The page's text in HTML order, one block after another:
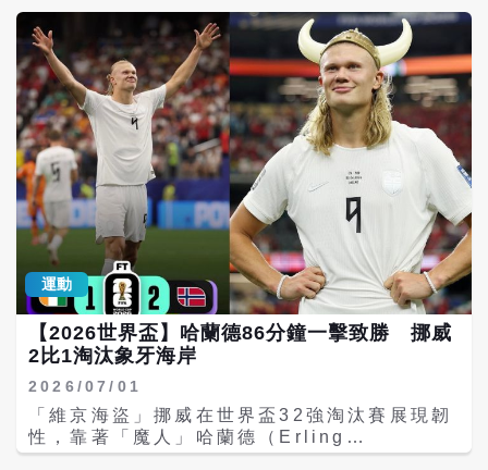
項隊史紀錄，更讓世界重新認識挪威足球的實
力。當他離開球場時，全場觀眾起立鼓掌，向
這位耗盡最後一絲體力、仍奮戰到無法再奔跑
的前鋒致敬，也為挪威這趟超越勝負的世界盃
旅程畫下令人動容的句點。
強前遭遇對手平均戰力值高達80.1，不僅排名
本屆第一，更明顯高於摩洛哥、西班牙、法國
等其他強隊；若以世界排名計算，挪威對手平
均排名約19.4，同樣高居八強之首。換句話
說，哈蘭德幾乎一路都在面對世界級勁旅。 挪
威不僅已經擊敗巴西，八強還將迎戰世界排名
第4的英格蘭。若順利晉級四強，潛在對手仍
可能包括阿根廷；若一路挺進決賽，更可能碰
上法國、西班牙等傳統霸主，可說每一戰都是
決賽等級。 儘管如此，根據《Opta》超級電
腦的戰力評析，依然看好挪威具備爆冷潛力，
預測其擊敗英格蘭晉級四強機率約37.7%，奪
冠機率為6.6%，在所有從未奪得世界盃冠軍的
國家中排第一。分析認為，哈蘭德驚人的進球
效率，是模型仍給予挪威高度評價的重要原
因。 晉級容易不代表奪冠 超級電腦仍看好法
國、西班牙 值得注意的是，儘管阿根廷被認為
擁有最有利賽程，但《Opta》最新超級電腦預
測並未將衛冕軍列為最大熱門。 截至八強開打
前，法國以約24%的奪冠機率位居第一，西班
牙約21.3%排名第二，阿根廷則以17.3%居第
行政團隊加入後，用餐人數逼近70人。若一路
踢進19日決賽，整個營隊將停留54天，三位主
廚需完成216餐、近萬人次的供餐任務。 埃斯
佩蘭表示，這次準備工作早在2025年底便開始
規畫，希望球員在世界盃期間，不必因陌生飲
食影響身體狀態。他說，「對頂尖運動員而
言，每個細節都很重要。我們不是拒絕美國食
材，而是希望球員能吃到熟悉的味道，維持平
時訓練的飲食節奏。」 為達成這項目標，團隊
除空運大量海鮮外，也帶來鬆餅機、咖啡豆、
魚子醬、果醬及挪威傳統棕色肉汁等食材，希
望打造宛如回到家中的用餐環境。 哈蘭德一天
6000大卡 賽前最愛義大利麵 談到挪威飲
食，就不能不提哈蘭德。身高194公分的哈蘭
德向來以驚人體能著稱。他曾公開透露，一天
約攝取6000大卡，包括大量牛排、牛心、牛
肝、生蜂蜜及高蛋白飲食，希望維持爆發力與
肌肉量。 《商業內幕》（Business
Insider）提到，哈蘭德長期奉行高蛋白、天
然飲食，同時配合睡眠、冰浴、伸展及恢復訓
練，成為世界足壇最具代表性的身體管理典
下隊史世界盃最佳戰績。 挪威曾於1998年世
界盃小組賽以2比1爆冷擊敗巴西，本屆16強再
度交鋒，北歐勁旅開賽便展現企圖心。伯格
（Patrick Berg）一度攻破巴西球門，但因越
位在先遭判無效。 巴西則在第14分鐘迎來絕
佳先機，獲得12碼罰球，不過吉馬良斯
（Bruno Guimares）的射門被挪威門將尼蘭
（Orjan Nyland）神勇撲出，錯失率先破門
機會。上半場尾聲，雙方各有攻勢，厄德高
（Martin degaard）的射門遭巴西門將阿利
森（Alisson Becker）擋下，巴西也未能把
握頭槌機會，兩隊以0比0進入中場休息。 易
邊再戰後，巴西19歲新星恩德里克
（Endrick）替補登場，並於第60分鐘獲得單
刀良機，可惜射門偏出。哈蘭德也在第67分鐘
錯失一次得分機會，雙方遲遲未能打破僵局。
巴西王牌內馬爾（Neymar Jr.）於第67分鐘
健。第79分鐘，謝爾德魯普（Andreas
Schjelderup）送出精準傳中，哈蘭德高高躍
運動
【2026世界盃】哈蘭德86分鐘一擊致勝 挪威
2比1淘汰象牙海岸
2026/07/01
「維京海盜」挪威在世界盃32強淘汰賽展現韌
性，靠著「魔人」哈蘭德（Erling
Haaland）第86分鐘攻進致勝球，以2比1擊